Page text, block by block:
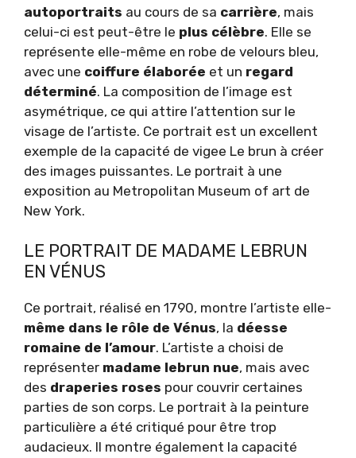
autoportraits au cours de sa carrière, mais
celui-ci est peut-être le plus célèbre. Elle se
représente elle-même en robe de velours bleu,
avec une coiffure élaborée et un regard
déterminé. La composition de l’image est
asymétrique, ce qui attire l’attention sur le
visage de l’artiste. Ce portrait est un excellent
exemple de la capacité de vigee Le brun à créer
des images puissantes. Le portrait à une
exposition au Metropolitan Museum of art de
New York.
LE PORTRAIT DE MADAME LEBRUN
EN VÉNUS
Ce portrait, réalisé en 1790, montre l’artiste elle-
même dans le rôle de Vénus, la déesse
romaine de l’amour. L’artiste a choisi de
représenter madame lebrun nue, mais avec
des draperies roses pour couvrir certaines
parties de son corps. Le portrait à la peinture
particulière a été critiqué pour être trop
audacieux. Il montre également la capacité